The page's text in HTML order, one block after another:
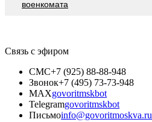
военкомата
Связь с эфиром
СМС+7 (925) 88-88-948
Звонок+7 (495) 73-73-948
MAXgovoritmskbot
Telegramgovoritmskbot
Письмоinfo@govoritmoskva.ru